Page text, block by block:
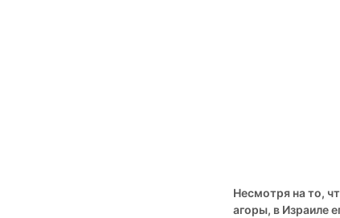
Несмотря на то,
агоры, в Израиле